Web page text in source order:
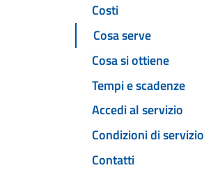
Costi
Cosa serve
Cosa si ottiene
Tempi e scadenze
Accedi al servizio
Condizioni di servizio
Contatti